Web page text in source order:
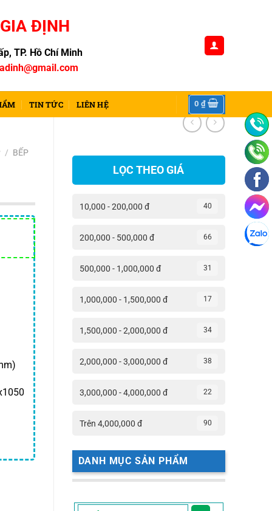
ĐỊNH
TP. Hồ Chí Minh
TIN TỨC LIÊN HỆ 0 ₫
LỌC THEO GIÁ
10,000 - 200,000 đ 40
200,000 - 500,000 đ 66
500,000 - 1,000,000 đ 31
1,000,000 - 1,500,000 đ 17
1,500,000 - 2,000,000 đ 34
2,000,000 - 3,000,000 đ 38
3,000,000 - 4,000,000 đ 22
Trên 4,000,000 đ 90
DANH MỤC SẢN PHẨM
/ BẾP
₫.